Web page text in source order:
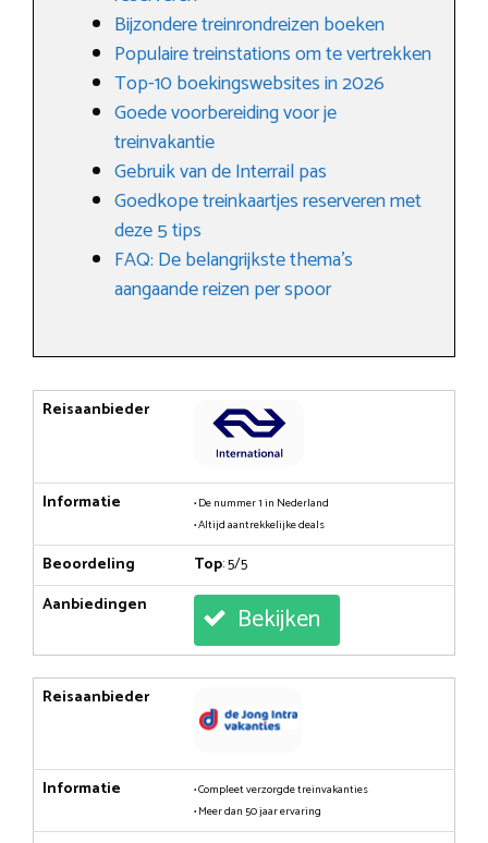
Bijzondere treinrondreizen boeken
Populaire treinstations om te vertrekken
Top-10 boekingswebsites in 2026
Goede voorbereiding voor je
treinvakantie
Gebruik van de Interrail pas
Goedkope treinkaartjes reserveren met
deze 5 tips
FAQ: De belangrijkste thema’s
aangaande reizen per spoor
Reisaanbieder
Informatie
• De nummer 1 in Nederland
• Altijd aantrekkelijke deals
Beoordeling Top: 5/5
Aanbiedingen
Bekijken
Reisaanbieder
Informatie
• Compleet verzorgde treinvakanties
• Meer dan 50 jaar ervaring